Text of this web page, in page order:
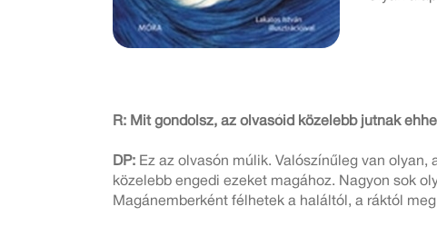
R: Mit gondolsz, az olvasóid közelebb jutnak
DP:Ez az olvasón múlik. Valószínűleg van olyan,
közelebb engedi ezeket magához. Nagyon sok
Magánemberként félhetek a haláltól, a ráktól